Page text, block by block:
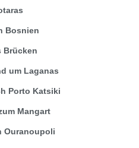
Bosnien
Brücken
um Laganas
Porto Katsiki
Mangart
Ouranoupoli